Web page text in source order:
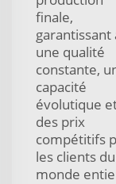
finale,
garantissant
une qualité
constante,
capacité
évolutique
des prix
compétitifs
les clients du
monde